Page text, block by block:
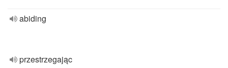
abiding
przestrzegając